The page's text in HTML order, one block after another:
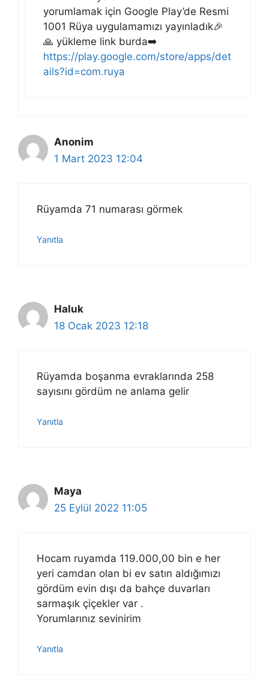
yorumlamak için Google Play’de Resmi
1001 Rüya uygulamamızı yayınladık🎉
🙏 yükleme link burda➡️
https://play.google.com/store/apps/det
ails?id=com.ruya
Anonim
1 Mart 2023 12:04
Rüyamda 71 numarası görmek
Yanıtla
Haluk
18 Ocak 2023 12:18
Rüyamda boşanma evraklarında 258
sayısını gördüm ne anlama gelir
Yanıtla
Maya
25 Eylül 2022 11:05
Hocam ruyamda 119.000,00 bin e her
yeri camdan olan bi ev satın aldığımızı
gördüm evin dışı da bahçe duvarları
sarmaşık çiçekler var .
Yorumlarınız sevinirim
Yanıtla